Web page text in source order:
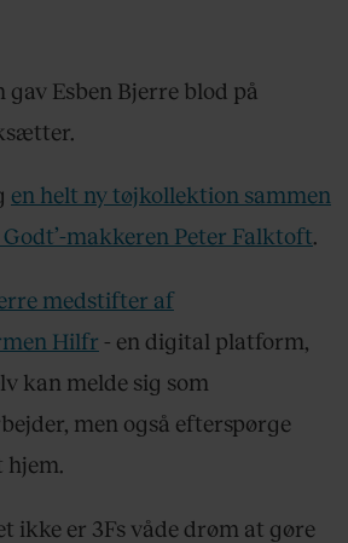
Esben Bjerre blod på
en helt ny tøjkollektion sammen
Godt’-makkeren Peter Falktoft.
medstifter af
Hilfr - en digital platform,
kan melde sig som
men også efterspørge
hjem.
ikke er 3Fs våde drøm at gøre